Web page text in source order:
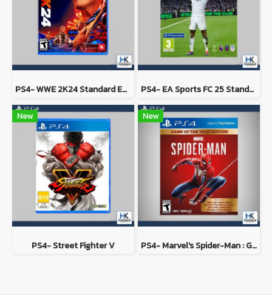
PS4- WWE 2K24 Standard Edition PS4- EA Sports FC 25 Standard Edition
New
PS4- Street Fighter V
New
PS4- Marvel's Spider-Man : Game of the Year Edition